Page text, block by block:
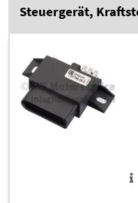
Steuergerät,